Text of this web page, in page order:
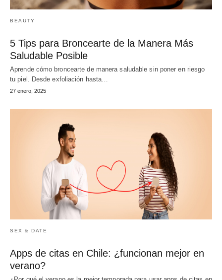
BEAUTY
5 Tips para Broncearte de la Manera Más
Saludable Posible
Aprende cómo broncearte de manera saludable sin poner en riesgo
tu piel. Desde exfoliación hasta…
27 enero, 2025
SEX & DATE
Apps de citas en Chile: ¿funcionan mejor en
verano?